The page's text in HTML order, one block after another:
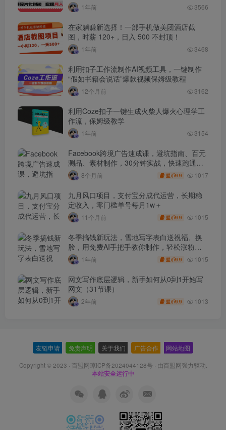
1年前 3566
在家躺赚新选择！一部手机做美团酒店截
图，时薪 120+，日入 500 不封顶！
1年前 3468
利用扣子工作流制作AI视频工具，一键制作
“假如书籍会说话”爆款视频保姆级教程
12个月前 3162
利用Coze扣子一键生成火柴人爆火心理学工
作流，保姆级教学
1年前 3154
Facebook跨境广告速成课，避坑指南、百元
测品、素材制作，30分钟实战，快速跑通首
单出单8个月前 盟币9.9 1017
九月风口项目，支付宝分成代运营，长期稳
定收入，零门槛单号每月1w＋
11个月前 盟币9.9 1015
冬季搞钱新玩法，雪地写字表白送祝福、换
脸，用免费AI手把手教你制作，轻松涨粉
3.5w，接单到手软
1年前 盟币9.9 1015
网文写作底层逻辑，新手如何从0到1开始写
网文（31节课）
2年前 盟币9.9 1013
友链申请 免责声明 关于我们 广告合作 网站地图
Copyright © 2023 · 百盟网琼ICP备2024044128号 · 由百盟网强力驱动.
本站安全运行中